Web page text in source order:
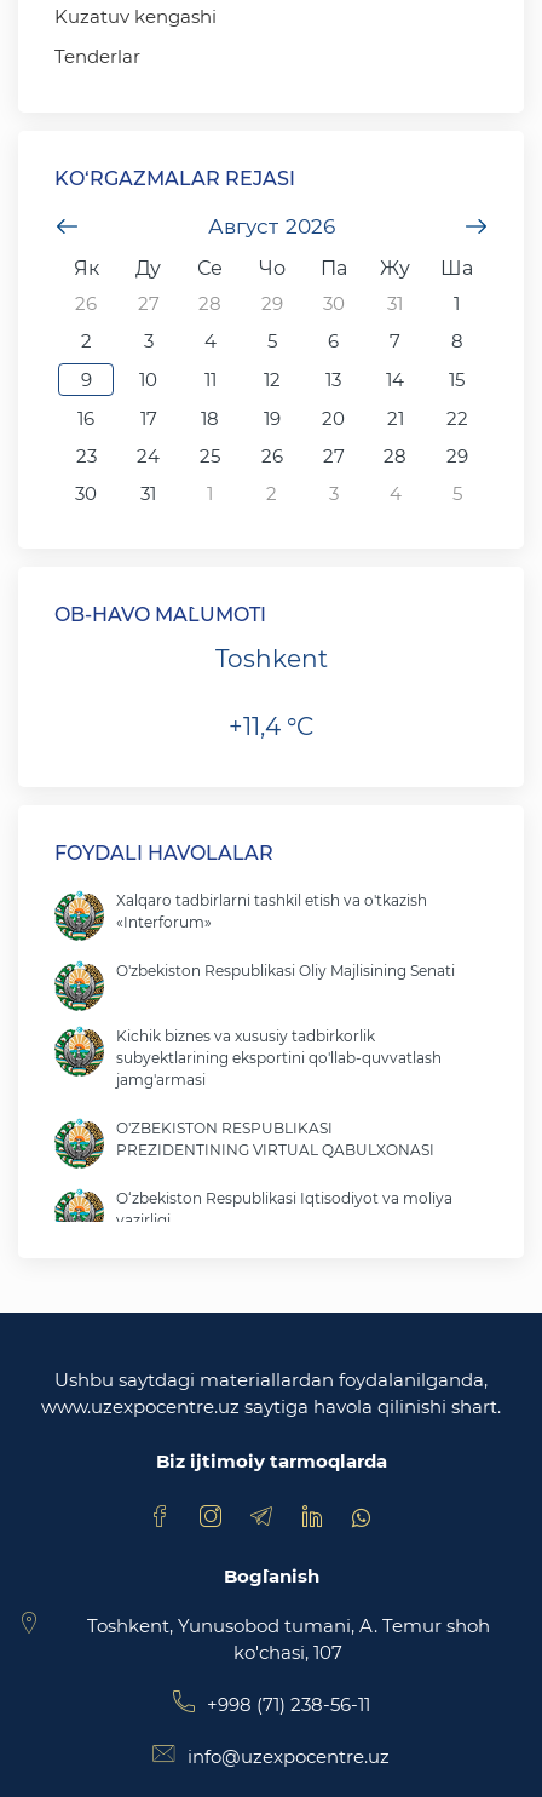
Kuzatuv kengashi
Tenderlar
KO‘RGAZMALAR REJASI
Август 2026
Як
Ду Се Чо Па Жу
Ша
26
27 28 29 30 31
1
2
3 4 5 6 7
8
9
10 11 12 13 14
15
16
17 18 19 20 21
22
23
24 25 26 27 28
29
30
31 1 2 3 4 5
OB-HAVO MA`LUMOTI
Toshkent
+11,4 °C
FOYDALI HAVOLALAR
Xalqaro tadbirlarni tashkil etish va o'tkazish
«Interforum»
O'zbekiston Respublikasi Oliy Majlisining Senati
Kichik biznes va xususiy tadbirkorlik
subyektlarining eksportini qo'llab-quvvatlash
jamg'armasi
O'ZBEKISTON RESPUBLIKASI
PREZIDENTINING VIRTUAL QABULXONASI
O‘zbekiston Respublikasi Iqtisodiyot va moliya
vazirligi
O‘zbekiston Respublikasi Adliya vazirligi
Trade Uzbekistan milliy eksportbop savdo
Ushbu saytdagi materiallardan foydalanilganda,
www.uzexpocentre.uz saytiga havola qilinishi shart.
Biz ijtimoiy tarmoqlarda
Bog`lanish
Toshkent, Yunusobod tumani, A. Temur shoh
ko'chasi, 107
+998 (71) 238-56-11
info@uzexpocentre.uz